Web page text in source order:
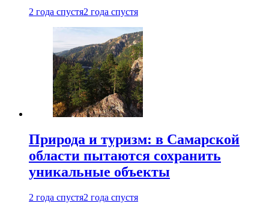
2 года спустя2 года спустя
Природа и туризм: в Самарской
области пытаются сохранить
уникальные объекты
2 года спустя2 года спустя